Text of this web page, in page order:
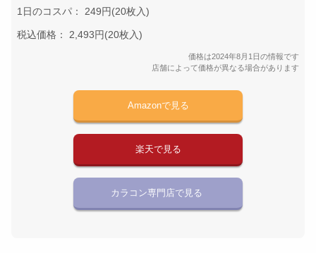
1日のコスパ： 249円(20枚入)
税込価格： 2,493円(20枚入)
価格は2024年8月1日の情報です
店舗によって価格が異なる場合があります
Amazonで見る
楽天で見る
カラコン専門店で見る